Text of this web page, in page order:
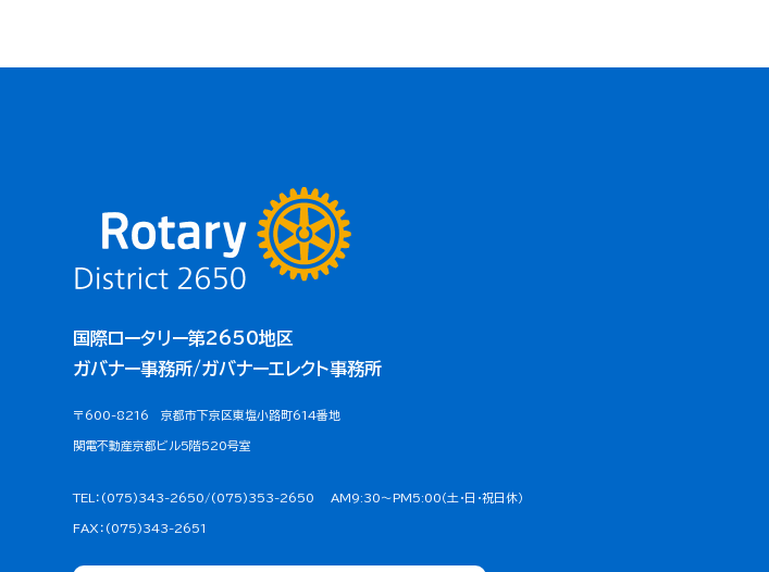
国際ロータリー第2650地区
ガバナー事務所/ガバナーエレクト事務所
〒600-8216 京都市下京区東塩小路町614番地
関電不動産京都ビル5階520号室
TEL：(075)343-2650/(075)353-2650AM9:30～PM5:00（土・日・祝日休）
FAX：(075)343-2651